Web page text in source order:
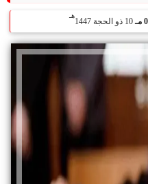
10 ذو الحجة 1447
هـ